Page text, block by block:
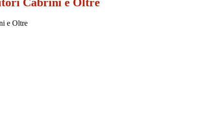
Cabrini e Oltre
e Oltre